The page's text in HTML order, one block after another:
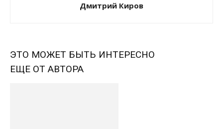
Дмитрий Киров
ЭТО МОЖЕТ БЫТЬ ИНТЕРЕСНО
ЕЩЕ ОТ АВТОРА